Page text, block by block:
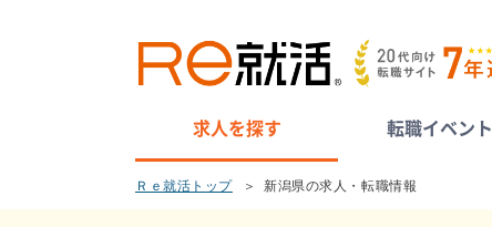
求人を探す 転職イベント
Ｒｅ就活トップ 新潟県の求人・転職情報